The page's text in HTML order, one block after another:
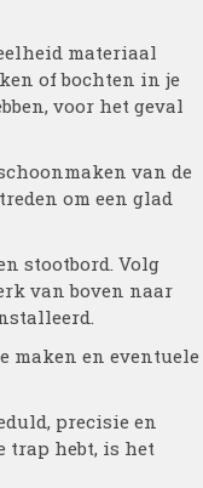
materiaal
of bochten in je
voor het geval
van de
om een glad
stootbord. Volg
van boven naar
maken en eventuele
precisie en
trap hebt, is het